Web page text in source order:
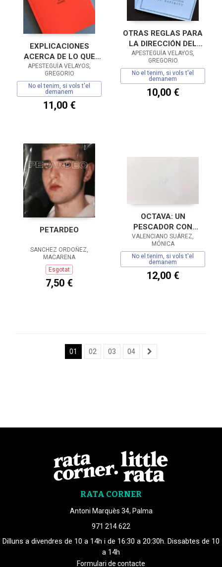
EXPLICACIONES
ACERCA DE LO QUE
ESTÁ PASANDO /
ALMACÉN DE
ANALISIS
APESTEGUÍA VELAYOS,
GREGORIO
No el tenim, si vols t'el
demanem
11,00 €
OTRAS REGLAS PARA
LA DIRECCIÓN DEL
ESPÍRITU
APESTEGUÍA VELAYOS,
GREGORIO
No el tenim, si vols t'el
demanem
10,00 €
PETARDEO
SANCHEZ ORDOÑEZ,
MACARENA
Esgotat
7,50 €
OCTAVA: UN
PESCADOR CON
SUBTITULOS
VALENCIANO SUÁREZ,
MÓNICA
No el tenim, si vols t'el
demanem
12,00 €
01 02 03 04
RATA CORNER
Antoni Marquès 34, Palma
971 214 622
Dilluns a divendres de 10 a 14h i de 16:30 a 20:30h. Dissabtes de 10
a 14h
Formulari de contacte